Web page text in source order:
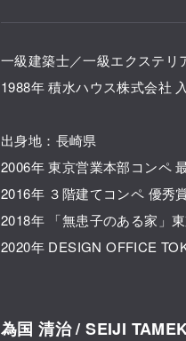
一級建築士／一級エクステリ
1988年 積水ハウス株式会社
出身地：長崎県
2006年 東京営業本部コンペ
2016年 ３階建てコンペ 優秀
2018年 「無患子のある家」
2020年 DESIGN OFFICE
為国 清治 / SEIJI